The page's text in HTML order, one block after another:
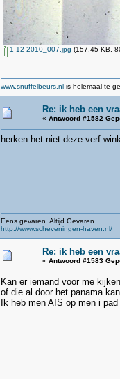
1-12-2010_007.jpg (157.45 KB,
www.snuffelbeurs.nlis helemaal te
Re: ik heb een
« Antwoord #1582
herken het niet deze verf
Eens gevaren Altijd Gevaren
http://www.scheveningen-haven.nl/
Re: ik heb een
« Antwoord #1583
Kan er iemand voor me
of die al door het panama
Ik heb men AIS op men i